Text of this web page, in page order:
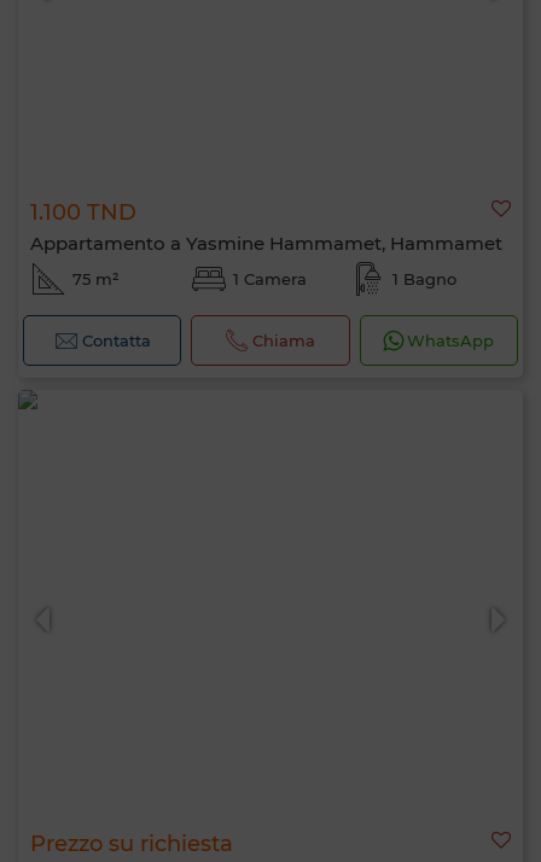
1.100 TND
Appartamento a Yasmine Hammamet, Hammamet
75 m² 1 Camera 1 Bagno
Contatta Chiama WhatsApp
Prezzo su richiesta